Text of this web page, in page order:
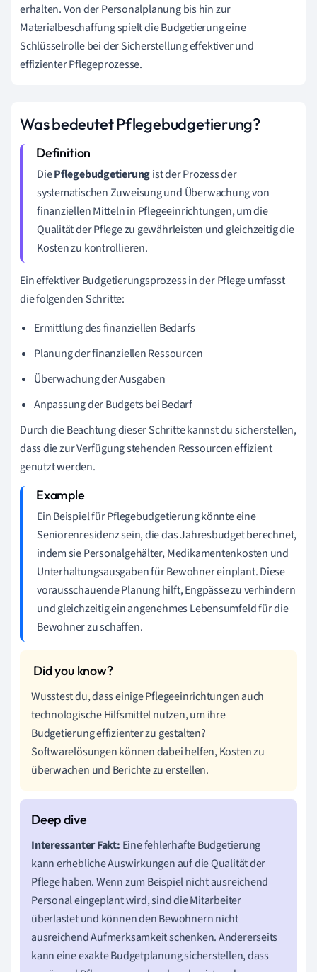
erhalten. Von der Personalplanung bis hin zur
Materialbeschaffung spielt die Budgetierung eine
Schlüsselrolle bei der Sicherstellung effektiver und
effizienter Pflegeprozesse.
Was bedeutet Pflegebudgetierung?
DiePflegebudgetierungist der Prozess der
systematischen Zuweisung und Überwachung von
finanziellen Mitteln in Pflegeeinrichtungen, um die
Qualität der Pflege zu gewährleisten und gleichzeitig die
Kosten zu kontrollieren.
Ein effektiver Budgetierungsprozess in der Pflege umfasst
die folgenden Schritte:
Ermittlung des finanziellen Bedarfs
Planung der finanziellen Ressourcen
Überwachung der Ausgaben
Anpassung der Budgets bei Bedarf
Durch die Beachtung dieser Schritte kannst du sicherstellen,
dass die zur Verfügung stehenden Ressourcen effizient
genutzt werden.
Ein Beispiel für Pflegebudgetierung könnte eine
Seniorenresidenz sein, die das Jahresbudget berechnet,
indem sie Personalgehälter, Medikamentenkosten und
Unterhaltungsausgaben für Bewohner einplant. Diese
vorausschauende Planung hilft, Engpässe zu verhindern
und gleichzeitig ein angenehmes Lebensumfeld für die
Bewohner zu schaffen.
Wusstest du, dass einige Pflegeeinrichtungen auch
technologische Hilfsmittel nutzen, um ihre
Budgetierung effizienter zu gestalten?
Softwarelösungen können dabei helfen, Kosten zu
überwachen und Berichte zu erstellen.
Interessanter Fakt: Eine fehlerhafte Budgetierung
kann erhebliche Auswirkungen auf die Qualität der
Pflege haben. Wenn zum Beispiel nicht ausreichend
Personal eingeplant wird, sind die Mitarbeiter
überlastet und können den Bewohnern nicht
ausreichend Aufmerksamkeit schenken. Andererseits
kann eine exakte Budgetplanung sicherstellen, dass